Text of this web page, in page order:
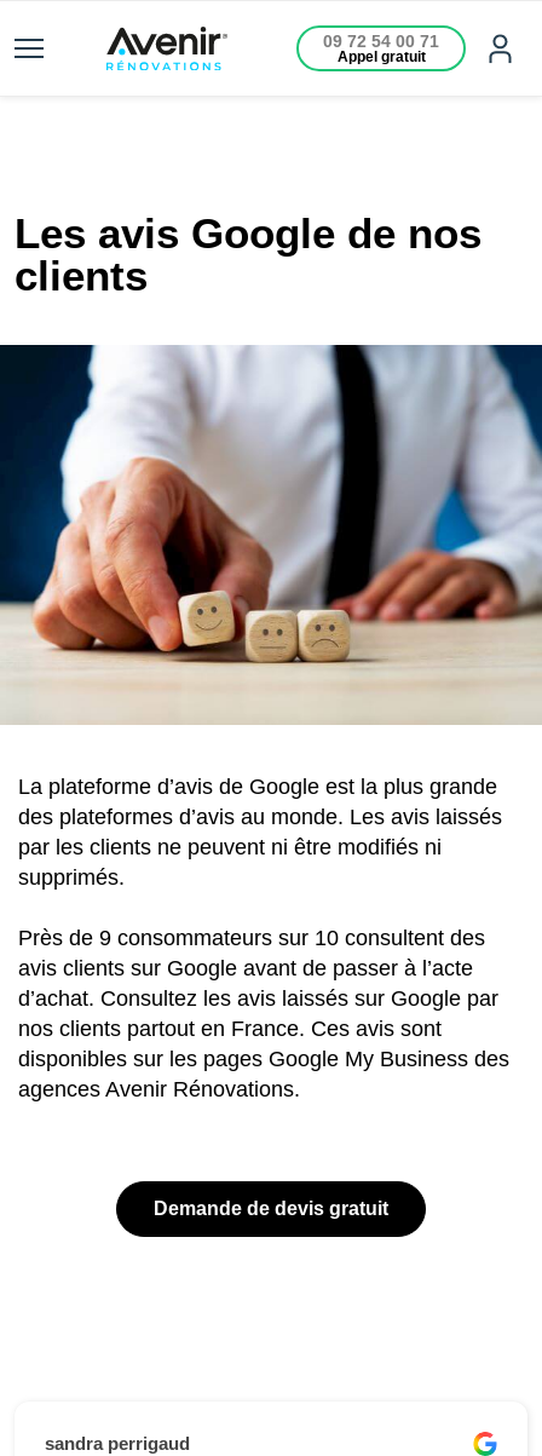
09 72 54 00 71
Appel gratuit
Les avis Google de nos
clients
La plateforme d’avis de Google est la plus grande
des plateformes d’avis au monde. Les avis laissés
par les clients ne peuvent ni être modifiés ni
supprimés.
Près de 9 consommateurs sur 10 consultent des
avis clients sur Google avant de passer à l’acte
d’achat. Consultez les avis laissés sur Google par
nos clients partout en France. Ces avis sont
disponibles sur les pages Google My Business des
agences Avenir Rénovations.
Demande de devis gratuit
sandra perrigaud